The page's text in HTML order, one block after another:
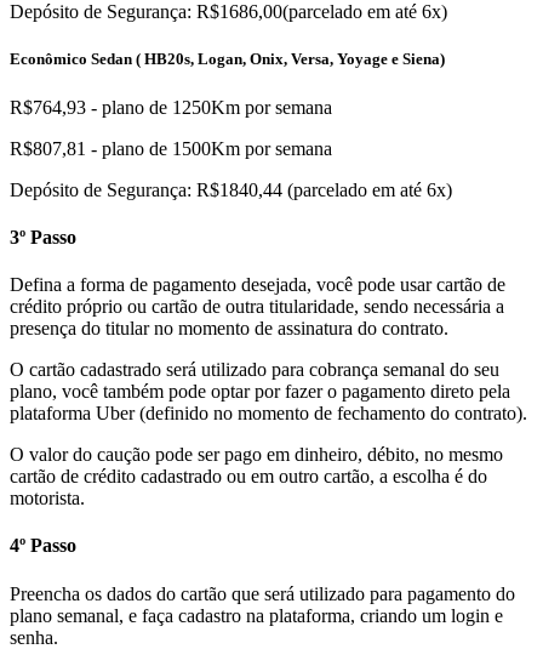
Depósito de Segurança: R$1686,00(parcelado em até 6x)
Econômico Sedan ( HB20s, Logan, Onix, Versa, Yoyage e Siena)
R$764,93 - plano de 1250Km por semana
R$807,81 - plano de 1500Km por semana
Depósito de Segurança: R$1840,44 (parcelado em até 6x)
3º Passo
Defina a forma de pagamento desejada, você pode usar cartão de
crédito próprio ou cartão de outra titularidade, sendo necessária a
presença do titular no momento de assinatura do contrato.
O cartão cadastrado será utilizado para cobrança semanal do seu
plano, você também pode optar por fazer o pagamento direto pela
plataforma Uber (definido no momento de fechamento do contrato).
O valor do caução pode ser pago em dinheiro, débito, no mesmo
cartão de crédito cadastrado ou em outro cartão, a escolha é do
motorista.
4º Passo
Preencha os dados do cartão que será utilizado para pagamento do
plano semanal, e faça cadastro na plataforma, criando um login e
senha.